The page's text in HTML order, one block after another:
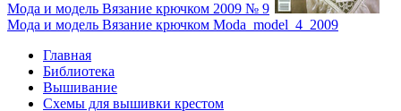
Мода и модель Вязание крючком 2009 № 9
Мода и модель Вязание крючком Moda_model_4_2009
Главная
Библиотека
Вышивание
Схемы для вышивки крестом